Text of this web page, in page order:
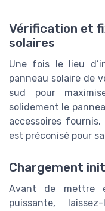
Vérification et
solaires
Une fois le lieu
panneau solaire de
sud pour
solidement le
accessoires fournis.
est préconisé pour
Chargement
Avant de mettre
puissante,